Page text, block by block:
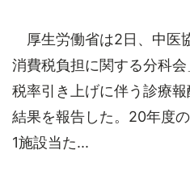
厚生労働省は2日、中医
消費税負担に関する分科
税率引き上げに伴う診療
結果を報告した。20年度
1施設当た...